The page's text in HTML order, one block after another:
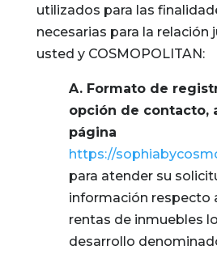
utilizados para las
necesarias para la relación
usted y COSMOPOLITAN:
A. Formato de
opción de contacto,
página
https://
para atender su
información respecto
rentas de inmuebles
desarrollo